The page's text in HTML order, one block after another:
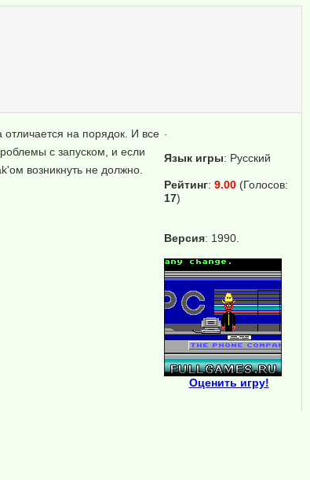
Язык игры: Русский
Рейтинг: 9.00 (Голосов:
17)
Версия: 1990.
Оценить игру!
на порядок. И все
с запуском, и если
возникнуть не должно.